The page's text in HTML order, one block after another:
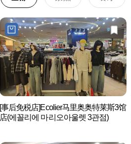
[事后免税店]Ecolier马里奥奥特莱斯3馆
店(에꼴리에 마리오아울렛 3관점)